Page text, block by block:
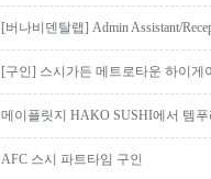
[버나비덴탈랩] Admin Assistant/
[구인] 스시가든 메트로타운 하이게
메이플릿지 HAKO SUSHI에서 템
AFC 스시 파트타임 구인